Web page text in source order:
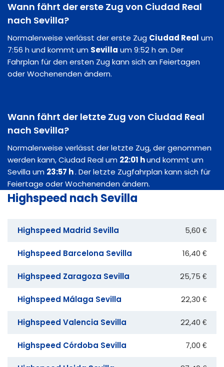
Wann fährt der erste Zug von Ciudad Real
nach Sevilla?
Normalerweise verlässt der erste Zug Ciudad Real um
7:56 h und kommt um Sevilla um 9:52 h an. Der
Fahrplan für den ersten Zug kann sich an Feiertagen
oder Wochenenden ändern.
Wann fährt der letzte Zug von Ciudad Real
nach Sevilla?
Normalerweise verlässt der letzte Zug, der genommen
werden kann, Ciudad Real um 22:01 hund kommt um
Sevilla um 23:57 h. Der letzte Zugfahrplan kann sich für
Feiertage oder Wochenenden ändern.
Highspeed nach Sevilla
Highspeed Madrid Sevilla 5,60 €
Highspeed Barcelona Sevilla 16,40 €
Highspeed Zaragoza Sevilla 25,75 €
Highspeed Málaga Sevilla 22,30 €
Highspeed Valencia Sevilla 22,40 €
Highspeed Córdoba Sevilla 7,00 €